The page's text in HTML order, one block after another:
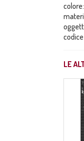
colore:
LE